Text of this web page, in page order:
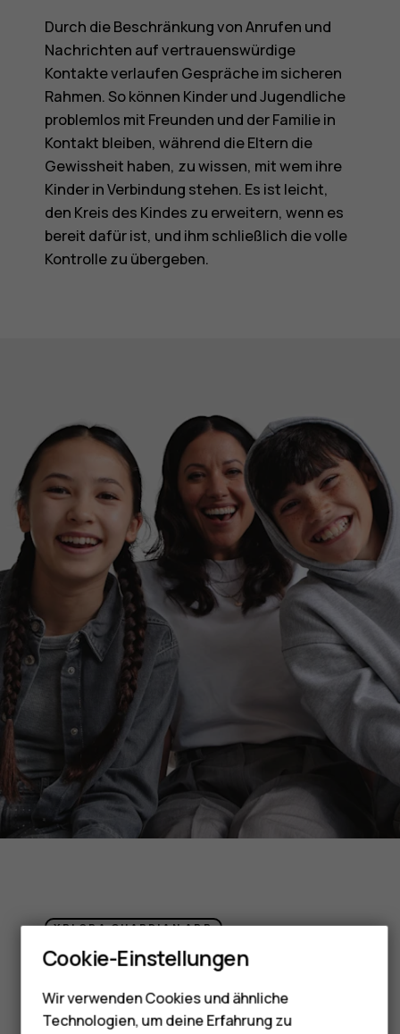
Smartphones
Zubehör
HMD Terra M
Für Unternehmen
Durch die Beschränkung von Anrufen und
Nachrichten auf vertrauenswürdige
Kontakte verlaufen Gespräche im sicheren
Rahmen. So können Kinder und Jugendliche
problemlos mit Freunden und der Familie in
Kontakt bleiben, während die Eltern die
Gewissheit haben, zu wissen, mit wem ihre
Kinder in Verbindung stehen. Es ist leicht,
den Kreis des Kindes zu erweitern, wenn es
bereit dafür ist, und ihm schließlich die volle
Kontrolle zu übergeben.
XPLORA GUARDIAN APP
Freiheit für Kinder.
Seelenfrieden für Eltern.
Cookie-Einstellungen
Wir verwenden Cookies und ähnliche
Technologien, um deine Erfahrung zu